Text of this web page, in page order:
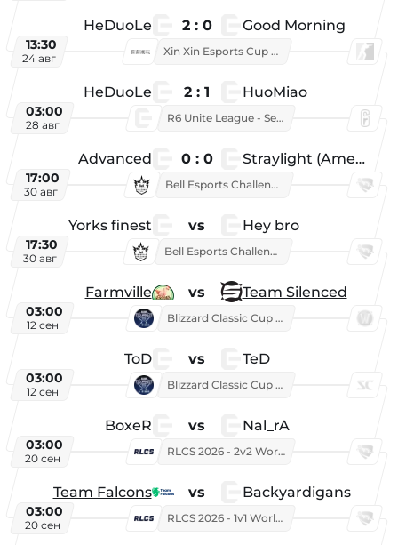
HeDuoLe 2 : 0 Good Morning
13:30
24 авг
Xin Xin Esports Cup 2026
HeDuoLe 2 : 1 HuoMiao
03:00
28 авг
R6 Unite League - Season 1
Advanced 0 : 0 Straylight (American team)
17:00
30 авг
Bell Esports Challenge 2026
Yorks finest vs Hey bro
17:30
30 авг
Bell Esports Challenge 2026
Farmville vs Team Silenced
03:00
12 сен
Blizzard Classic Cup 2026
ToD vs TeD
03:00
12 сен
Blizzard Classic Cup 2026
BoxeR vs Nal_rA
03:00
20 сен
RLCS 2026 - 2v2 World Championship
Team Falcons vs Backyardigans
03:00
20 сен
RLCS 2026 - 1v1 World Championship